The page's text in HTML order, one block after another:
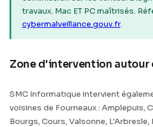
travaux. Mac ET PC maîtrisés.
cybermalveillance.gouv.fr.
Zone d'intervention autour
SMC Informatique intervient
voisines de Fourneaux : Amplepuis,
Bourgs, Cours, Valsonne, L'Arbresle,